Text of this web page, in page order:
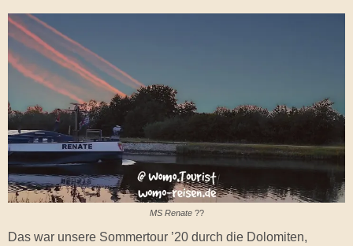
MS Renate??
Das war unsere Sommertour ’20 durch die Dolomiten,